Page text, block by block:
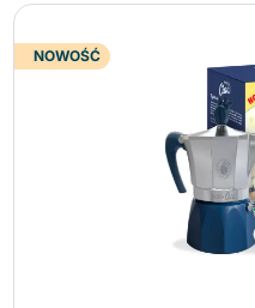
NOWOŚĆ